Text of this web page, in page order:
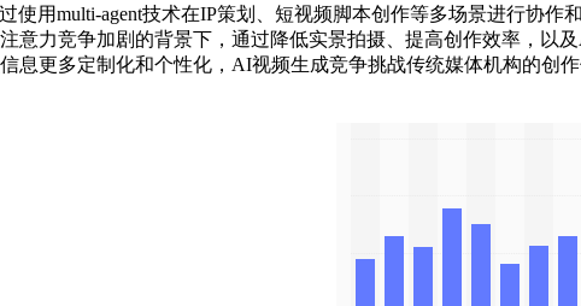
用multi-agent技术在IP策划、短视频脚本创作等多场景进行协
意力竞争加剧的背景下，通过降低实景拍摄、提高创作效率，以
息更多定制化和个性化，AI视频生成竞争挑战传统媒体机构的创